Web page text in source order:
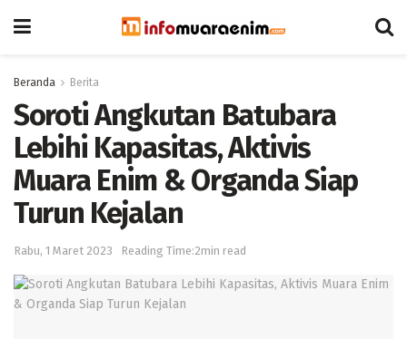
Beranda Berita
Soroti Angkutan Batubara
Lebihi Kapasitas, Aktivis
Muara Enim & Organda Siap
Turun Kejalan
Rabu, 1 Maret 2023 Reading Time:2min read